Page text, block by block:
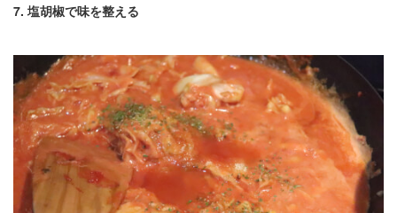
7. 塩胡椒で味を整える